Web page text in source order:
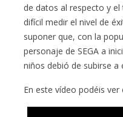
de datos al respecto y
difícil medir el nivel de
suponer que, con la
personaje de SEGA a
niños debió de subirse a
En este vídeo podéis